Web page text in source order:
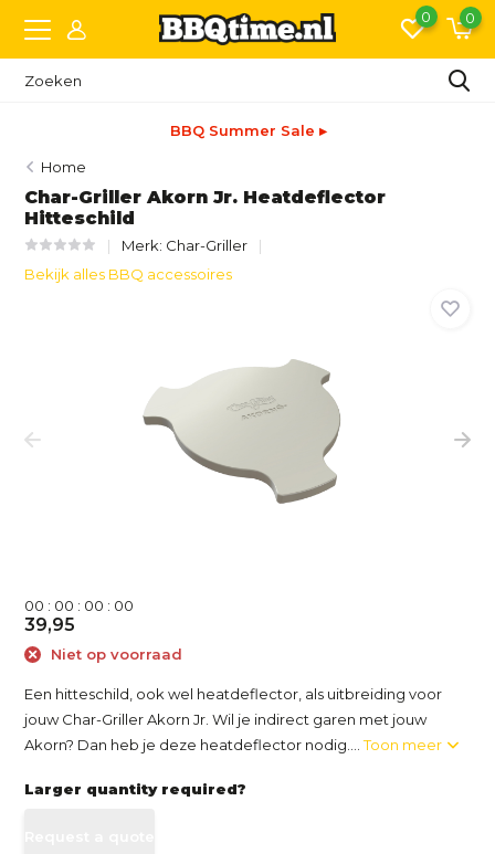
0 0
BBQ Summer Sale ▸
Home
Char-Griller Akorn Jr. Heatdeflector
Hitteschild
Merk: Char-Griller
Bekijk alles BBQ accessoires
00 : 00 : 00 : 00
39,95
Niet op voorraad
Een hitteschild, ook wel heatdeflector, als uitbreiding voor
jouw Char-Griller Akorn Jr. Wil je indirect garen met jouw
Akorn? Dan heb je deze heatdeflector nodig....Toon meer
Larger quantity required?